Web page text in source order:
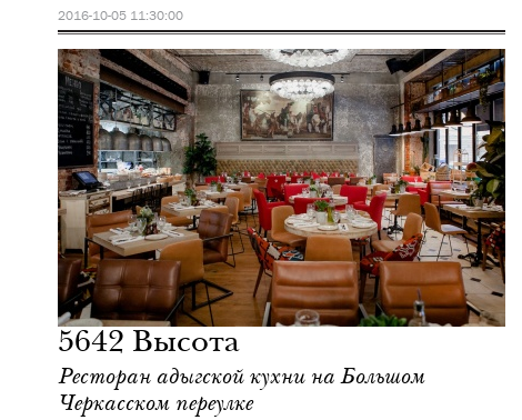
2016-10-05 11:30:00
5642 Высота
Ресторан адыгской кухни на Большом
Черкасском переулке
Шоппинг
Москва